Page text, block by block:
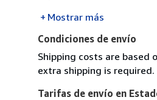
Mostrar más
Condiciones de envío
Shipping costs are based
extra shipping is required.
Tarifas de envío en